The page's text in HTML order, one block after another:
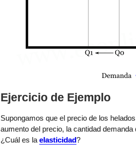
Ejercicio de Ejemplo
Supongamos que el precio de los
aumento del precio, la cantidad
¿Cuál es la elasticidad?